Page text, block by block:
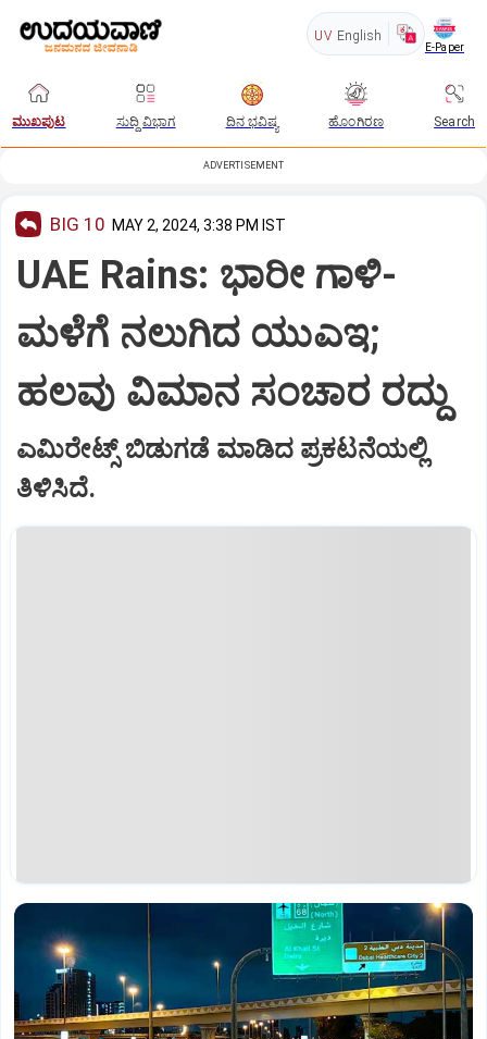
UV English
E-Paper
ಮುಖಪುಟ ಸುದ್ದಿ ವಿಭಾಗ ದಿನ ಭವಿಷ್ಯ ಹೊಂಗಿರಣ Search
ADVERTISEMENT
BIG 10 MAY 2, 2024, 3:38 PM IST
UAE Rains: ಭಾರೀ ಗಾಳಿ-
ಮಳೆಗೆ ನಲುಗಿದ ಯುಎಇ;
ಹಲವು ವಿಮಾನ ಸಂಚಾರ ರದ್ದು
ಎಮಿರೇಟ್ಸ್‌ ಬಿಡುಗಡೆ ಮಾಡಿದ ಪ್ರಕಟನೆಯಲ್ಲಿ
ತಿಳಿಸಿದೆ.